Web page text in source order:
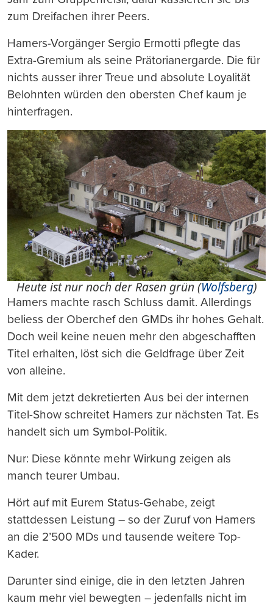
zum Dreifachen ihrer Peers.
Hamers-Vorgänger Sergio Ermotti pflegte das
Extra-Gremium als seine Prätorianergarde. Die für
nichts ausser ihrer Treue und absolute Loyalität
Belohnten würden den obersten Chef kaum je
hinterfragen.
Heute ist nur noch der Rasen grün (Wolfsberg)
Hamers machte rasch Schluss damit. Allerdings
beliess der Oberchef den GMDs ihr hohes Gehalt.
Doch weil keine neuen mehr den abgeschafften
Titel erhalten, löst sich die Geldfrage über Zeit
von alleine.
Mit dem jetzt dekretierten Aus bei der internen
Titel-Show schreitet Hamers zur nächsten Tat. Es
handelt sich um Symbol-Politik.
Nur: Diese könnte mehr Wirkung zeigen als
manch teurer Umbau.
Hört auf mit Eurem Status-Gehabe, zeigt
stattdessen Leistung – so der Zuruf von Hamers
an die 2’500 MDs und tausende weitere Top-
Kader.
Darunter sind einige, die in den letzten Jahren
kaum mehr viel bewegten – jedenfalls nicht im